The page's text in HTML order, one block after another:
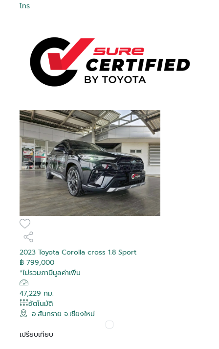
โทร
2023 Toyota Corolla cross 1.8 Sport
฿ 799,000
*ไม่รวมภาษีมูลค่าเพิ่ม
47,229 กม.
อัตโนมัติ
อ.สันทราย จ.เชียงใหม่
เปรียบเทียบ